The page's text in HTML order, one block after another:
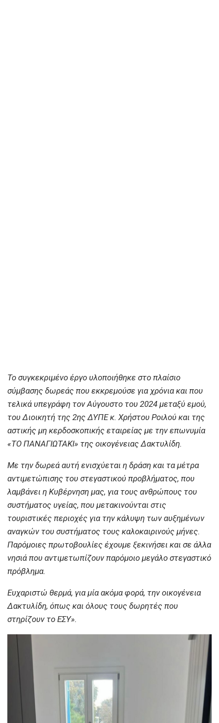
Το συγκεκριμένο έργο υλοποιήθηκε στο πλαίσιο
σύμβασης δωρεάς που εκκρεμούσε για χρόνια και που
τελικά υπεγράφη τον Αύγουστο του 2024 μεταξύ εμού,
του Διοικητή της 2ης ΔΥΠΕ κ. Χρήστου Ροιλού και της
αστικής μη κερδοσκοπικής εταιρείας με την επωνυμία
«ΤΟ ΠΑΝΑΓΙΩΤΑΚΙ» της οικογένειας Δακτυλίδη.
Με την δωρεά αυτή ενισχύεται η δράση και τα μέτρα
αντιμετώπισης του στεγαστικού προβλήματος, που
λαμβάνει η Κυβέρνηση μας, για τους ανθρώπους του
συστήματος υγείας, που μετακινούνται στις
τουριστικές περιοχές για την κάλυψη των αυξημένων
αναγκών του συστήματος τους καλοκαιρινούς μήνες.
Παρόμοιες πρωτοβουλίες έχουμε ξεκινήσει και σε άλλα
νησιά που αντιμετωπίζουν παρόμοιο μεγάλο στεγαστικό
πρόβλημα.
Ευχαριστώ θερμά, για μία ακόμα φορά, την οικογένεια
Δακτυλίδη, όπως και όλους τους δωρητές που
στηρίζουν το ΕΣΥ».